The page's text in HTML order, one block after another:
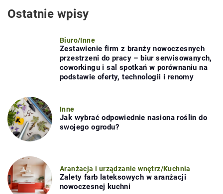
Ostatnie wpisy
Biuro/Inne
Zestawienie firm z branży nowoczesnych
przestrzeni do pracy – biur serwisowanych,
coworkingu i sal spotkań w porównaniu na
podstawie oferty, technologii i renomy
Inne
Jak wybrać odpowiednie nasiona roślin do
swojego ogrodu?
Aranżacja i urządzanie wnętrz/Kuchnia
Zalety farb lateksowych w aranżacji
nowoczesnej kuchni